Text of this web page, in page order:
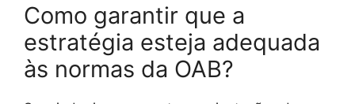
Como garantir que a
estratégia esteja adequada
às normas da OAB?